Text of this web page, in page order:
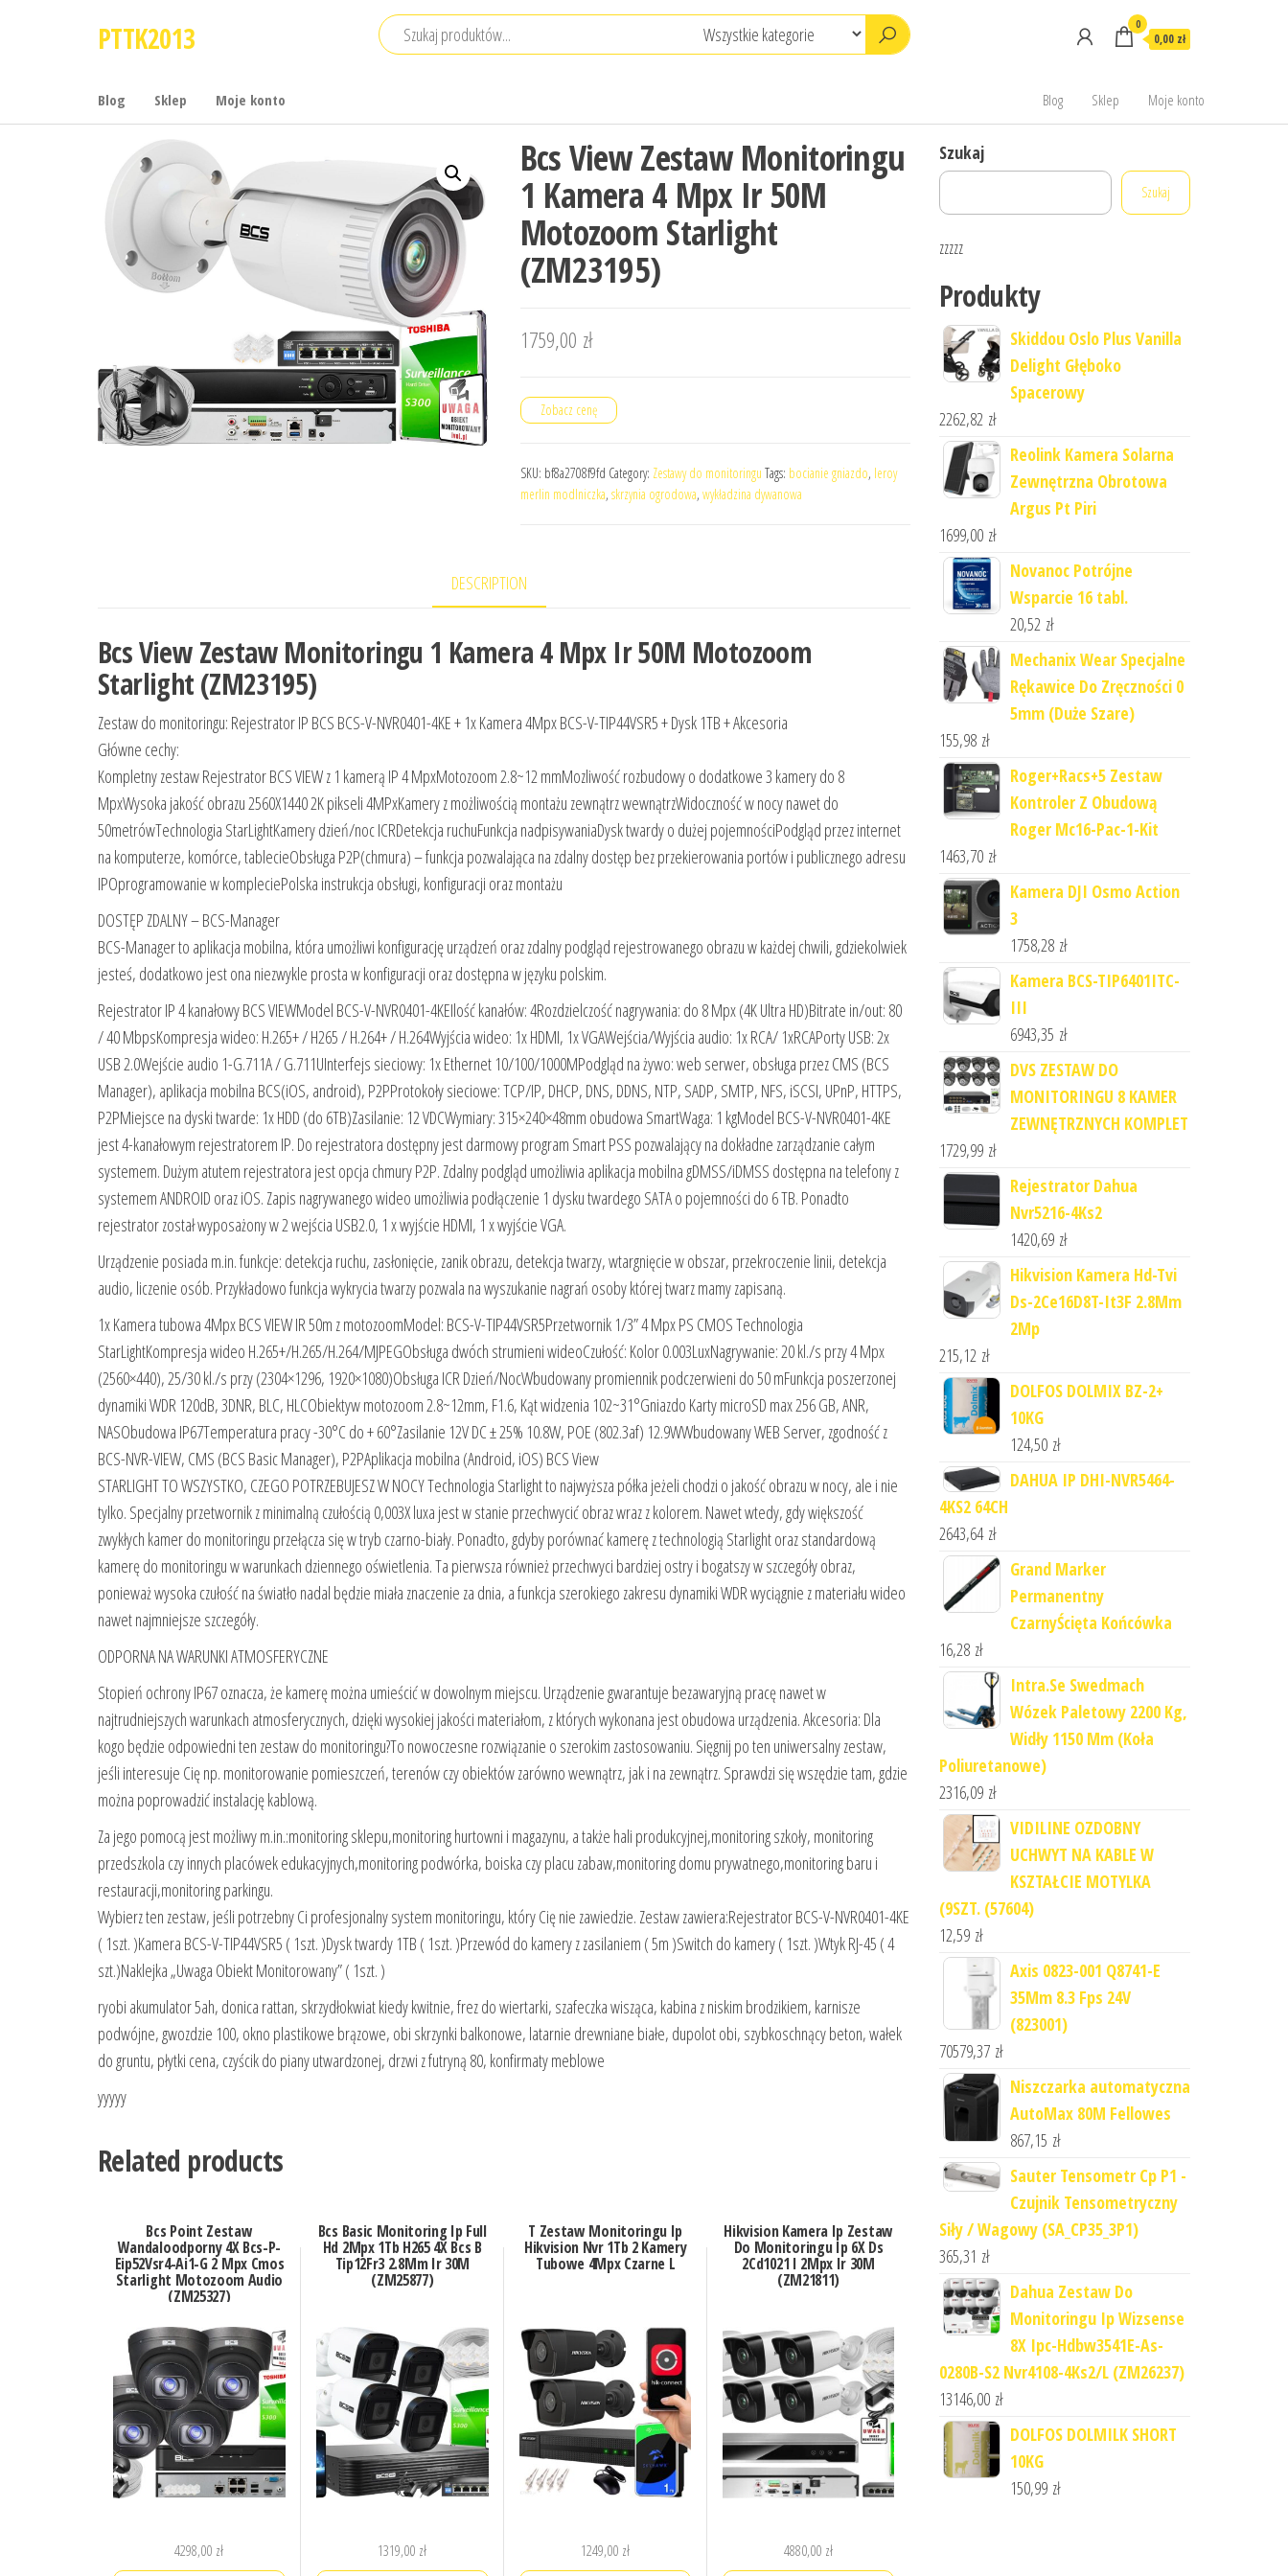
PTTK2013 0
0,00 zł
Blog Sklep Moje konto Blog Sklep Moje konto
Bcs View Zestaw Monitoringu
1 Kamera 4 Mpx Ir 50M
Motozoom Starlight
(ZM23195)
1759,00 zł
Zobacz cenę
SKU: bf8a2708f9fd Category: Zestawy do monitoringu Tags: bocianie gniazdo, leroy
merlin modlniczka, skrzynia ogrodowa, wykładzina dywanowa
DESCRIPTION
Bcs View Zestaw Monitoringu 1 Kamera 4 Mpx Ir 50M Motozoom
Starlight (ZM23195)
Zestaw do monitoringu: Rejestrator IP BCS BCS-V-NVR0401-4KE + 1x Kamera 4Mpx BCS-V-TIP44VSR5 + Dysk 1TB + Akcesoria
Główne cechy:
Kompletny zestaw Rejestrator BCS VIEW z 1 kamerą IP 4 MpxMotozoom 2.8~12 mmMozliwość rozbudowy o dodatkowe 3 kamery do 8
MpxWysoka jakość obrazu 2560X1440 2K pikseli 4MPxKamery z możliwością montażu zewnątrz wewnątrzWidoczność w nocy nawet do
50metrówTechnologia StarLightKamery dzień/noc ICRDetekcja ruchuFunkcja nadpisywaniaDysk twardy o dużej pojemnościPodgląd przez internet
na komputerze, komórce, tablecieObsługa P2P(chmura) – funkcja pozwalająca na zdalny dostęp bez przekierowania portów i publicznego adresu
IPOprogramowanie w kompleciePolska instrukcja obsługi, konfiguracji oraz montażu
DOSTĘP ZDALNY – BCS-Manager
BCS-Manager to aplikacja mobilna, która umożliwi konfigurację urządzeń oraz zdalny podgląd rejestrowanego obrazu w każdej chwili, gdziekolwiek
jesteś, dodatkowo jest ona niezwykle prosta w konfiguracji oraz dostępna w języku polskim.
Rejestrator IP 4 kanałowy BCS VIEWModel BCS-V-NVR0401-4KEIlość kanałów: 4Rozdzielczość nagrywania: do 8 Mpx (4K Ultra HD)Bitrate in/out: 80
/ 40 MbpsKompresja wideo: H.265+ / H265 / H.264+ / H.264Wyjścia wideo: 1x HDMI, 1x VGAWejścia/Wyjścia audio: 1x RCA/ 1xRCAPorty USB: 2x
USB 2.0Wejście audio 1-G.711A / G.711UInterfejs sieciowy: 1x Ethernet 10/100/1000MPodgląd na żywo: web serwer, obsługa przez CMS (BCS
Manager), aplikacja mobilna BCS(iOS, android), P2PProtokoły sieciowe: TCP/IP, DHCP, DNS, DDNS, NTP, SADP, SMTP, NFS, iSCSI, UPnP, HTTPS,
P2PMiejsce na dyski twarde: 1x HDD (do 6TB)Zasilanie: 12 VDCWymiary: 315×240×48mm obudowa SmartWaga: 1 kgModel BCS-V-NVR0401-4KE
jest 4-kanałowym rejestratorem IP. Do rejestratora dostępny jest darmowy program Smart PSS pozwalający na dokładne zarządzanie całym
systemem. Dużym atutem rejestratora jest opcja chmury P2P. Zdalny podgląd umożliwia aplikacja mobilna gDMSS/iDMSS dostępna na telefony z
systemem ANDROID oraz iOS. Zapis nagrywanego wideo umożliwia podłączenie 1 dysku twardego SATA o pojemności do 6 TB. Ponadto
rejestrator został wyposażony w 2 wejścia USB2.0, 1 x wyjście HDMI, 1 x wyjście VGA.
Urządzenie posiada m.in. funkcje: detekcja ruchu, zasłonięcie, zanik obrazu, detekcja twarzy, wtargnięcie w obszar, przekroczenie linii, detekcja
audio, liczenie osób. Przykładowo funkcja wykrycia twarzy pozwala na wyszukanie nagrań osoby której twarz mamy zapisaną.
1x Kamera tubowa 4Mpx BCS VIEW IR 50m z motozoomModel: BCS-V-TIP44VSR5Przetwornik 1/3” 4 Mpx PS CMOS Technologia
StarLightKompresja wideo H.265+/H.265/H.264/MJPEGObsługa dwóch strumieni wideoCzułość: Kolor 0.003LuxNagrywanie: 20 kl./s przy 4 Mpx
(2560×440), 25/30 kl./s przy (2304×1296, 1920×1080)Obsługa ICR Dzień/NocWbudowany promiennik podczerwieni do 50 mFunkcja poszerzonej
dynamiki WDR 120dB, 3DNR, BLC, HLCObiektyw motozoom 2.8~12mm, F1.6, Kąt widzenia 102~31°Gniazdo Karty microSD max 256 GB, ANR,
NASObudowa IP67Temperatura pracy -30°C do + 60°Zasilanie 12V DC ± 25% 10.8W, POE (802.3af) 12.9WWbudowany WEB Server, zgodność z
BCS-NVR-VIEW, CMS (BCS Basic Manager), P2PAplikacja mobilna (Android, iOS) BCS View
STARLIGHT TO WSZYSTKO, CZEGO POTRZEBUJESZ W NOCY Technologia Starlight to najwyższa półka jeżeli chodzi o jakość obrazu w nocy, ale i nie
tylko. Specjalny przetwornik z minimalną czułością 0,003X luxa jest w stanie przechwycić obraz wraz z kolorem. Nawet wtedy, gdy większość
zwykłych kamer do monitoringu przełącza się w tryb czarno-biały. Ponadto, gdyby porównać kamerę z technologią Starlight oraz standardową
kamerę do monitoringu w warunkach dziennego oświetlenia. Ta pierwsza również przechwyci bardziej ostry i bogatszy w szczegóły obraz,
ponieważ wysoka czułość na światło nadal będzie miała znaczenie za dnia, a funkcja szerokiego zakresu dynamiki WDR wyciągnie z materiału wideo
nawet najmniejsze szczegóły.
ODPORNA NA WARUNKI ATMOSFERYCZNE
Stopień ochrony IP67 oznacza, że ​​kamerę można umieścić w dowolnym miejscu. Urządzenie gwarantuje bezawaryjną pracę nawet w
najtrudniejszych warunkach atmosferycznych, dzięki wysokiej jakości materiałom, z których wykonana jest obudowa urządzenia. Akcesoria: Dla
kogo będzie odpowiedni ten zestaw do monitoringu?To nowoczesne rozwiązanie o szerokim zastosowaniu. Sięgnij po ten uniwersalny zestaw,
jeśli interesuje Cię np. monitorowanie pomieszczeń, terenów czy obiektów zarówno wewnątrz, jak i na zewnątrz. Sprawdzi się wszędzie tam, gdzie
można poprowadzić instalację kablową.
Za jego pomocą jest możliwy m.in.:monitoring sklepu,monitoring hurtowni i magazynu, a także hali produkcyjnej,monitoring szkoły, monitoring
przedszkola czy innych placówek edukacyjnych,monitoring podwórka, boiska czy placu zabaw,monitoring domu prywatnego,monitoring baru i
restauracji,monitoring parkingu.
Wybierz ten zestaw, jeśli potrzebny Ci profesjonalny system monitoringu, który Cię nie zawiedzie. Zestaw zawiera:Rejestrator BCS-V-NVR0401-4KE
( 1szt. )Kamera BCS-V-TIP44VSR5 ( 1szt. )Dysk twardy 1TB ( 1szt. )Przewód do kamery z zasilaniem ( 5m )Switch do kamery ( 1szt. )Wtyk RJ-45 ( 4
szt.)Naklejka „Uwaga Obiekt Monitorowany” ( 1szt. )
ryobi akumulator 5ah, donica rattan, skrzydłokwiat kiedy kwitnie, frez do wiertarki, szafeczka wisząca, kabina z niskim brodzikiem, karnisze
podwójne, gwozdzie 100, okno plastikowe brązowe, obi skrzynki balkonowe, latarnie drewniane białe, dupolot obi, szybkoschnący beton, wałek
do gruntu, płytki cena, czyścik do piany utwardzonej, drzwi z futryną 80, konfirmaty meblowe
yyyyy
Related products
Bcs Point Zestaw
Wandaloodporny 4X Bcs-P-
Eip52Vsr4-Ai1-G 2 Mpx Cmos
Starlight Motozoom Audio
(ZM25327)
4298,00 zł
Bcs Basic Monitoring Ip Full
Hd 2Mpx 1Tb H265 4X Bcs B
Tip12Fr3 2.8Mm Ir 30M
(ZM25877)
1319,00 zł
T Zestaw Monitoringu Ip
Hikvision Nvr 1Tb 2 Kamery
Tubowe 4Mpx Czarne L
1249,00 zł
Hikvision Kamera Ip Zestaw
Do Monitoringu Ip 6X Ds
2Cd1021 I 2Mpx Ir 30M
(ZM21811)
4880,00 zł
Szukaj
Szukaj
zzzzz
Produkty
Skiddou Oslo Plus Vanilla
Delight Głęboko
Spacerowy
2262,82 zł
Reolink Kamera Solarna
Zewnętrzna Obrotowa
Argus Pt Piri
1699,00 zł
Novanoc Potrójne
Wsparcie 16 tabl.
20,52 zł
Mechanix Wear Specjalne
Rękawice Do Zręczności 0
5mm (Duże Szare)
155,98 zł
Roger+Racs+5 Zestaw
Kontroler Z Obudową
Roger Mc16-Pac-1-Kit
1463,70 zł
Kamera DJI Osmo Action
3
1758,28 zł
Kamera BCS-TIP6401ITC-
III
6943,35 zł
DVS ZESTAW DO
MONITORINGU 8 KAMER
ZEWNĘTRZNYCH KOMPLET
1729,99 zł
Rejestrator Dahua
Nvr5216-4Ks2
1420,69 zł
Hikvision Kamera Hd-Tvi
Ds-2Ce16D8T-It3F 2.8Mm
2Mp
215,12 zł
DOLFOS DOLMIX BZ-2+
10KG
124,50 zł
DAHUA IP DHI-NVR5464-
4KS2 64CH
2643,64 zł
Grand Marker
Permanentny
CzarnyŚcięta Końcówka
16,28 zł
Intra.Se Swedmach
Wózek Paletowy 2200 Kg,
Widły 1150 Mm (Koła
Poliuretanowe)
2316,09 zł
VIDILINE OZDOBNY
UCHWYT NA KABLE W
KSZTAŁCIE MOTYLKA
(9SZT. (57604)
12,59 zł
Axis 0823-001 Q8741-E
35Mm 8.3 Fps 24V
(823001)
70579,37 zł
Niszczarka automatyczna
AutoMax 80M Fellowes
867,15 zł
Sauter Tensometr Cp P1 -
Czujnik Tensometryczny
Siły / Wagowy (SA_CP35_3P1)
365,31 zł
Dahua Zestaw Do
Monitoringu Ip Wizsense
8X Ipc-Hdbw3541E-As-
0280B-S2 Nvr4108-4Ks2/L (ZM26237)
13146,00 zł
DOLFOS DOLMILK SHORT
10KG
150,99 zł